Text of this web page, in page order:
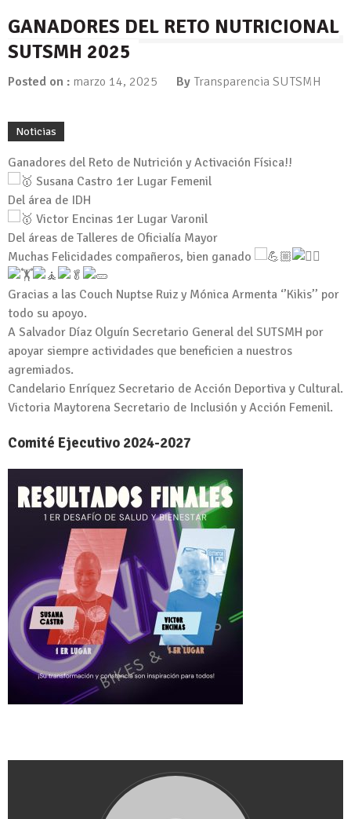
GANADORES DEL RETO NUTRICIONAL
SUTSMH 2025
Posted on : marzo 14, 2025 By Transparencia SUTSMH
Noticias
Ganadores del Reto de Nutrición y Activación Física!!
Susana Castro 1er Lugar Femenil
Del área de IDH
Victor Encinas 1er Lugar Varonil
Del áreas de Talleres de Oficialía Mayor
Muchas Felicidades compañeros, bien ganado
Gracias a las Couch Nuptse Ruiz y Mónica Armenta ‘’Kikis’’ por
todo su apoyo.
A Salvador Díaz Olguín Secretario General del SUTSMH por
apoyar siempre actividades que beneficien a nuestros
agremiados.
Candelario Enríquez Secretario de Acción Deportiva y Cultural.
Victoria Maytorena Secretario de Inclusión y Acción Femenil.
Comité Ejecutivo 2024-2027